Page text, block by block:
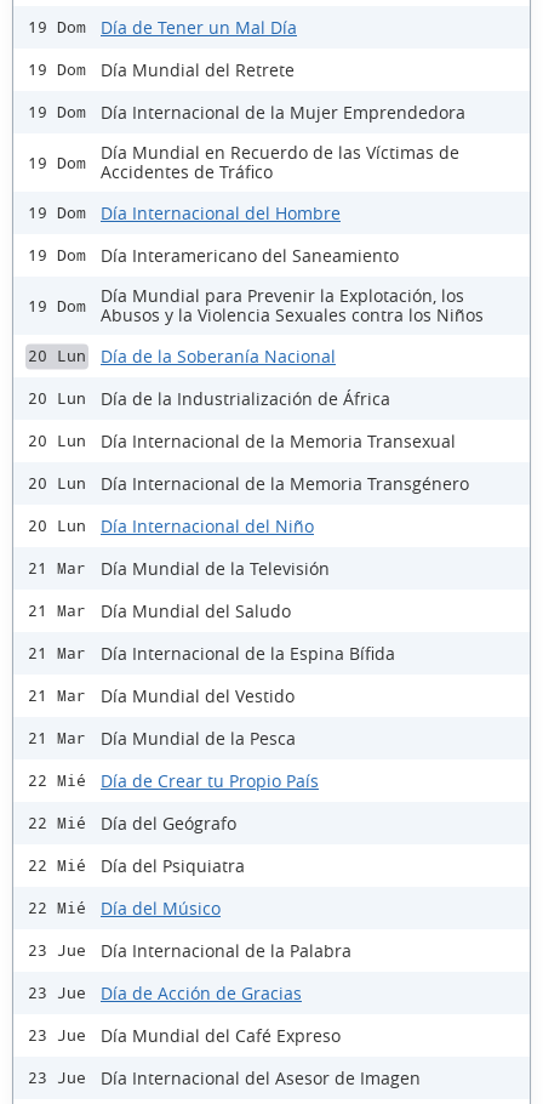
19 Dom Día de Tener un Mal Día
19 Dom Día Mundial del Retrete
19 Dom Día Internacional de la Mujer Emprendedora
19 Dom
Día Mundial en Recuerdo de las Víctimas de
Accidentes de Tráfico
19 Dom Día Internacional del Hombre
19 Dom Día Interamericano del Saneamiento
19 Dom
Día Mundial para Prevenir la Explotación, los
Abusos y la Violencia Sexuales contra los Niños
20 Lun Día de la Soberanía Nacional
20 Lun Día de la Industrialización de África
20 Lun Día Internacional de la Memoria Transexual
20 Lun Día Internacional de la Memoria Transgénero
20 Lun Día Internacional del Niño
21 Mar Día Mundial de la Televisión
21 Mar Día Mundial del Saludo
21 Mar Día Internacional de la Espina Bífida
21 Mar Día Mundial del Vestido
21 Mar Día Mundial de la Pesca
22 Mié Día de Crear tu Propio País
22 Mié Día del Geógrafo
22 Mié Día del Psiquiatra
22 Mié Día del Músico
23 Jue Día Internacional de la Palabra
23 Jue Día de Acción de Gracias
23 Jue Día Mundial del Café Expreso
23 Jue Día Internacional del Asesor de Imagen